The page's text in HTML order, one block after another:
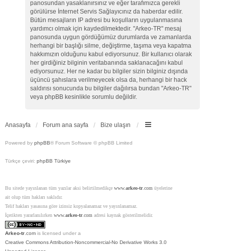
panosundan yasaklanırsınız ve eğer tarafımızca gerekli
görülürse İnternet Servis Sağlayıcınız da haberdar edilir.
Bütün mesajların IP adresi bu koşulların uygulanmasına
yardımcı olmak için kaydedilmektedir. "Arkeo-TR" mesaj
panosunda uygun gördüğümüz durumlarda ve zamanlarda
herhangi bir başlığı silme, değiştirme, taşıma veya kapatma
hakkımızın olduğunu kabul ediyorsunuz. Bir kullanıcı olarak
her girdiğiniz bilginin veritabanında saklanacağını kabul
ediyorsunuz. Her ne kadar bu bilgiler sizin bilginiz dışında
üçüncü şahıslara verilmeyecek olsa da, herhangi bir hack
saldırısı sonucunda bu bilgiler dağılırsa bundan "Arkeo-TR"
veya phpBB kesinlikle sorumlu değildir.
Anasayfa Forum ana sayfa Bize ulaşın
Powered by phpBB® Forum Software © phpBB Limited
Türkçe çeviri: phpBB Türkiye
Bu sitede yayınlanan tüm yazılar aksi belirtilmedikçe www.arkeo-tr.com üyelerine
ait olup tüm hakları saklıdır.
Telif hakları yasasına göre izinsiz kopyalanamaz ve yayınlanamaz.
İçerikten yararlanılırken www.arkeo-tr.com adresi kaynak gösterilmelidir.
Arkeo-tr .com is licensed under a
Creative Commons Attribution-Noncommercial-No Derivative Works 3.0